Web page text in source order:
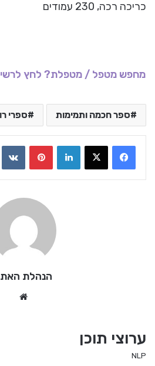
כריכה רכה, 230 עמודים
מחפש מטפל / מטפלת? לחץ
ספר חכמה ותמימות ספרי
LinkedIn
הנהלת
ערוצי תוכן
NLP